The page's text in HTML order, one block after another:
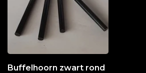
Buffelhoorn zwart rond